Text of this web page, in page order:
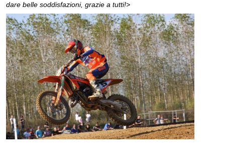
dare belle soddisfazioni, grazie a tutti!>